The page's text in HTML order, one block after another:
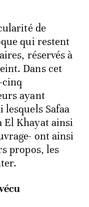
de
qui restent
réservés à
Dans cet
ayant
Safaa
Khayat ainsi
ont ainsi
propos, les